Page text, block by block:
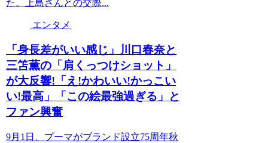
た。上島さんとの交際...
エンタメ
「身長差がいい感じ」川口春奈と
三笘薫の「肩くっつけショット」
が大反響!「え!かわいい!かっこい
い!最高」「この絵最強過ぎる」と
ファン興奮
9月1日、プーマがブランド設立75周年秋